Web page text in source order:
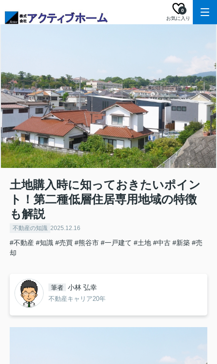
お気に入り
0
土地購入時に知っておきたいポイン
ト！第二種低層住居専用地域の特徴
も解説
不動産の知識 2025.12.16
#不動産 #知識 #売買 #熊谷市 #一戸建て #土地 #中古 #新築 #売
却
筆者 小林 弘幸
不動産キャリア20年